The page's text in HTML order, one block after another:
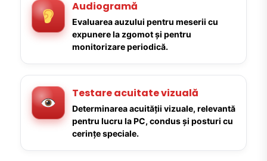
Audiogramă
Evaluarea auzului pentru meserii cu
expunere la zgomot și pentru
monitorizare periodică.
Testare acuitate vizuală
Determinarea acuității vizuale, relevantă
pentru lucru la PC, condus și posturi cu
cerințe speciale.